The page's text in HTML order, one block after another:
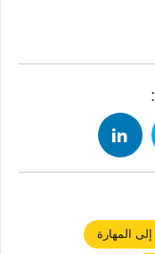
المهارة